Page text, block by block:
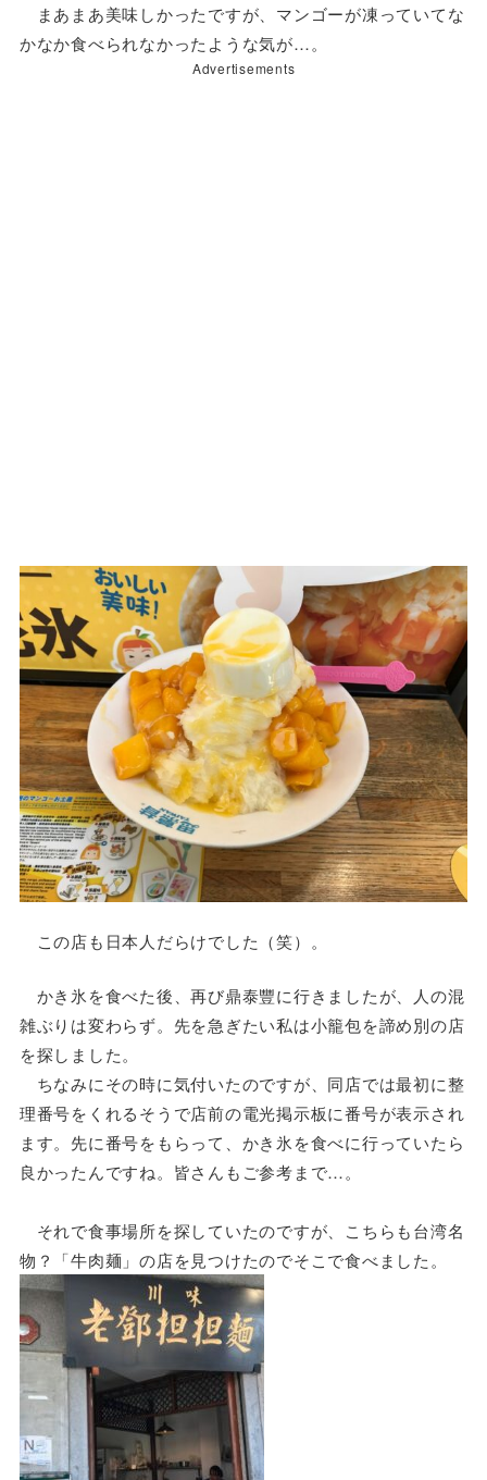
まあまあ美味しかったですが、マンゴーが凍っていてな
かなか食べられなかったような気が…。
Advertisements
この店も日本人だらけでした（笑）。
かき氷を食べた後、再び鼎泰豐に行きましたが、人の混
雑ぶりは変わらず。先を急ぎたい私は小籠包を諦め別の店
を探しました。
ちなみにその時に気付いたのですが、同店では最初に整
理番号をくれるそうで店前の電光掲示板に番号が表示され
ます。先に番号をもらって、かき氷を食べに行っていたら
良かったんですね。皆さんもご参考まで…。
それで食事場所を探していたのですが、こちらも台湾名
物？「牛肉麺」の店を見つけたのでそこで食べました。